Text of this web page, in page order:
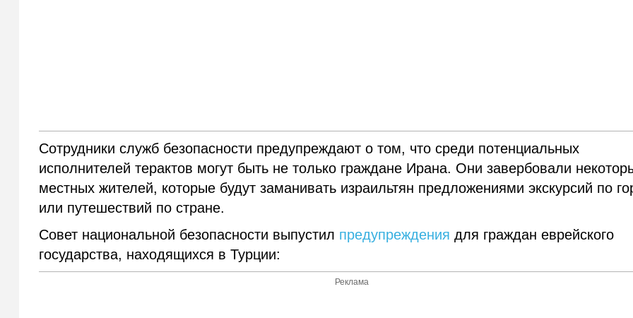
Сотрудники служб безопасности предупреждают о том, что среди потенциальных
исполнителей терактов могут быть не только граждане Ирана. Они завербовали
местных жителей, которые будут заманивать израильтян предложениями экскурсий по
или путешествий по стране.
Совет национальной безопасности выпустил предупреждения для граждан еврейского
государства, находящихся в Турции:
Реклама